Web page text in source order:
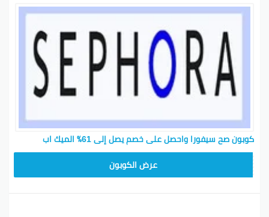
كوبون صح سيفورا واحصل على خصم يصل إلى 61٪ الميك اب
عرض الكوبون